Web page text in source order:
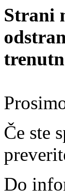
Strani
Če ste
Do